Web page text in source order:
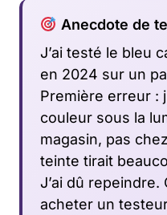
Anecdote de
J’ai testé le bleu
en 2024 sur un
Première erreur :
couleur sous la
magasin, pas
teinte tirait
J’ai dû
acheter un